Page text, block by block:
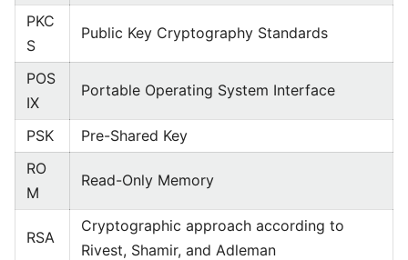
PKC
S
Public Key Cryptography Standards
POS
IX
Portable Operating System Interface
PSK
Pre-Shared Key
RO
M
Read-Only Memory
RSA
Cryptographic approach according to
Rivest, Shamir, and Adleman